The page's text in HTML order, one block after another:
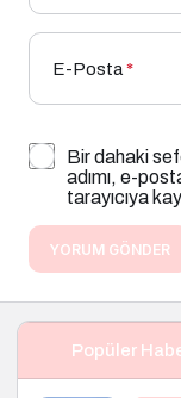
E-Posta*
Bir dahaki
adımı, e-
tarayıcıya
YORUM GÖNDER
Popüler